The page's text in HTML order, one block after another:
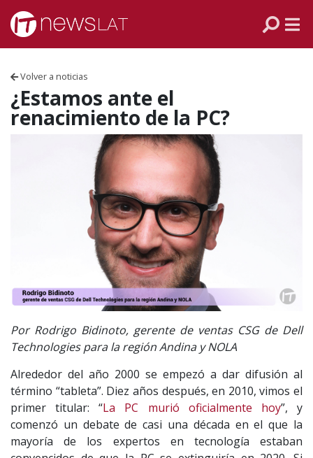
Skip to content
Volver a noticias
¿Estamos ante el
renacimiento de la PC?
Por Rodrigo Bidinoto, gerente de ventas CSG de Dell
Technologies para la región Andina y NOLA
Alrededor del año 2000 se empezó a dar difusión al
término “tableta”. Diez años después, en 2010, vimos el
primer titular: “La PC murió oficialmente hoy”, y
comenzó un debate de casi una década en el que la
mayoría de los expertos en tecnología estaban
VENEZUELA
ECUADOR
PERÚ
CHILE
ARGENTINA
MÉXICO